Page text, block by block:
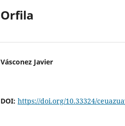
Orfila
Vásconez Javier
DOI: https://doi.org/10.33324/